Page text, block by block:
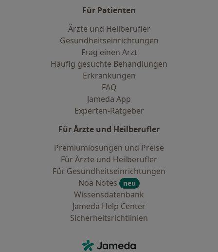
Für Patienten
Ärzte und Heilberufler
Gesundheitseinrichtungen
Frag einen Arzt
Häufig gesuchte Behandlungen
Erkrankungen
FAQ
Jameda App
Experten-Ratgeber
Für Ärzte und Heilberufler
Premiumlösungen und Preise
Für Ärzte und Heilberufler
Für Gesundheitseinrichtungen
Noa Notes
neu
Wissensdatenbank
Jameda Help Center
Sicherheitsrichtlinien
Jameda - Startseite